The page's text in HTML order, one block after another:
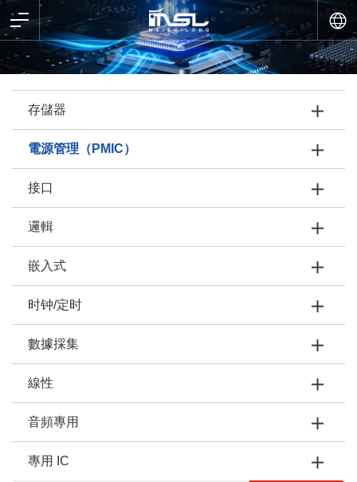
存儲器
電源管理（PMIC）
接口
邏輯
嵌入式
时钟/定时
數據採集
線性
音頻專用
專用 IC